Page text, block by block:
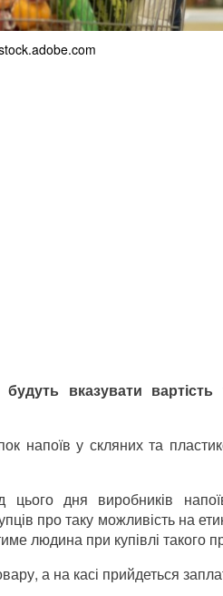
вказувати вартість
напоїв у скляних та
цього дня виробників
про таку можливість на
людина при купівлі такого
а на касі прийдеться